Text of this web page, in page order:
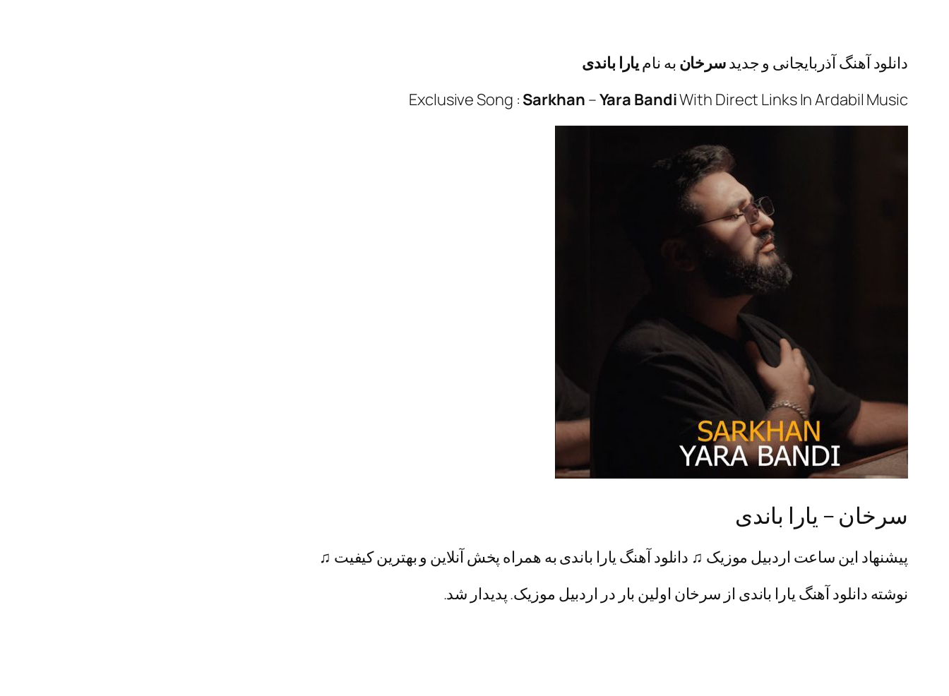
دانلود آهنگ آذربایجانی و جدیدسرخان به نامیارا باندی
Exclusive Song : Sarkhan –Yara BandiWith Direct Links In Ardabil Music
سرخان – یارا باندی
پیشنهاد این ساعت اردبیل موزیک ♫ دانلود آهنگ یارا باندی به همراه پخش آنلاین و بهترین کیفیت ♫
نوشته دانلود آهنگ یارا باندی از سرخان اولین بار در اردبیل موزیک. پدیدار شد.